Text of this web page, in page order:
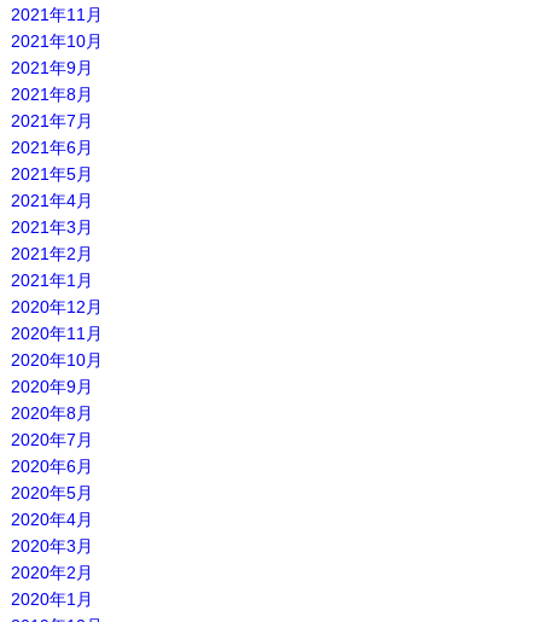
2021年11月
2021年10月
2021年9月
2021年8月
2021年7月
2021年6月
2021年5月
2021年4月
2021年3月
2021年2月
2021年1月
2020年12月
2020年11月
2020年10月
2020年9月
2020年8月
2020年7月
2020年6月
2020年5月
2020年4月
2020年3月
2020年2月
2020年1月